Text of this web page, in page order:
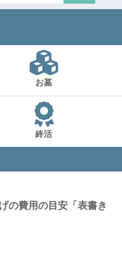
お墓
終活
の費用の目安「表書き